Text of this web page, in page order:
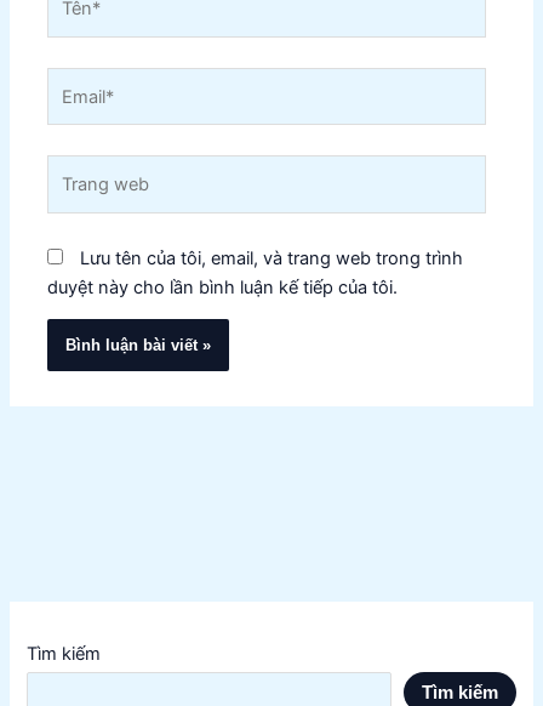
web
Lưu tên của tôi, email, và trang web trong trình
duyệt này cho lần bình luận kế tiếp của tôi.
Tìm kiếm
Tìm kiếm